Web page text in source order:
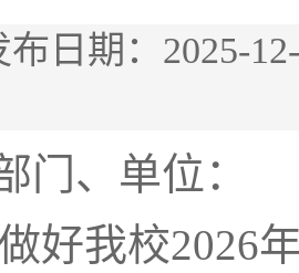
布日期：2025-
门、单位：
好我校2026